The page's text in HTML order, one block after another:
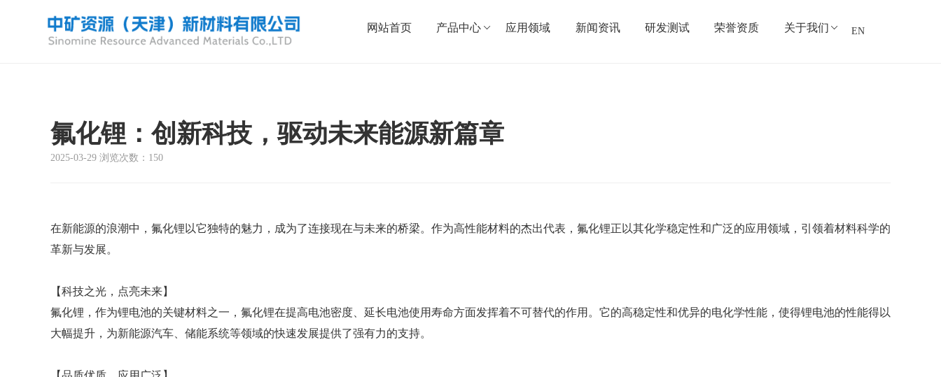
关于我们
荣誉资质
研发测试
新闻资讯
应用领域
产品中心
网站首页 EN
氟化锂：创新科技，驱动未来能源新篇章
2025-03-29 浏览次数：150
在新能源的浪潮中，氟化锂以它独特的魅力，成为了连接现在与未来的桥梁。作为高性能材料的杰出代表，氟化锂正以其化学稳定性和广泛的应用领域，引领着材料科学的
革新与发展。
【科技之光，点亮未来】
氟化锂，作为锂电池的关键材料之一，氟化锂在提高电池密度、延长电池使用寿命方面发挥着不可替代的作用。它的高稳定性和优异的电化学性能，使得锂电池的性能得以
大幅提升，为新能源汽车、储能系统等领域的快速发展提供了强有力的支持。